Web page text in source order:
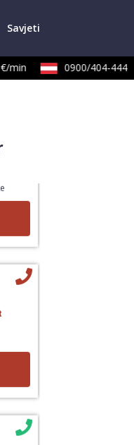
Savjeti
min 0900/404-444